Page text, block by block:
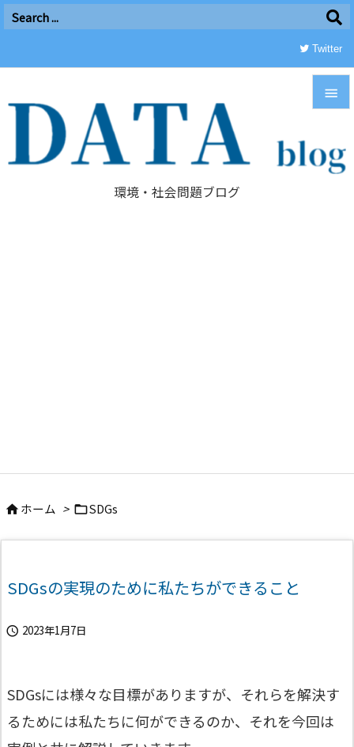
環境・社会問題ブログ

メニュ

Twitter
 ホーム > SDGs
SDGsの実現のために私たちができること
 2023年1月7日
SDGsには様々な目標がありますが、それらを解決す
るためには私たちに何ができるのか、それを今回は